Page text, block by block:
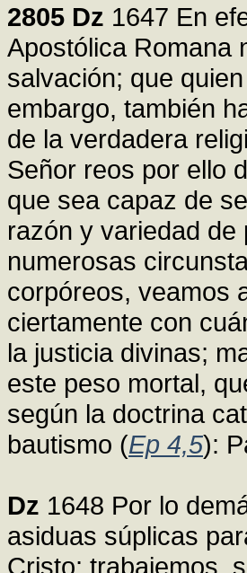
2805 Dz 1647 En
Apostólica Romana
salvación; que
embargo, también
de la verdadera
Señor reos por ello
que sea capaz de
razón y variedad
numerosas
corpóreos, veamos
ciertamente con
la justicia divinas;
este peso mortal,
según la doctrina
bautismo (Ep 4,5):
Dz 1648 Por lo
asiduas súplicas
Cristo; trabajemos,